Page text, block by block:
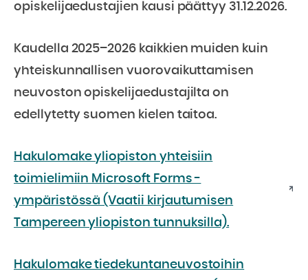
opiskelijaedustajien kausi päättyy 31.12.2026.
Kaudella 2025–2026 kaikkien muiden kuin
yhteiskunnallisen vuorovaikuttamisen
neuvoston opiskelijaedustajilta on
edellytetty suomen kielen taitoa.
Hakulomake yliopiston yhteisiin
toimielimiin Microsoft Forms -
ympäristössä (Vaatii kirjautumisen
Tampereen yliopiston tunnuksilla).
Hakulomake tiedekuntaneuvostoihin